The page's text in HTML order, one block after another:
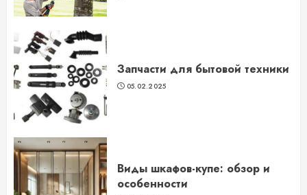
Запчасти для бытовой техники
05.02.2025
Виды шкафов-купе: обзор и
особенности